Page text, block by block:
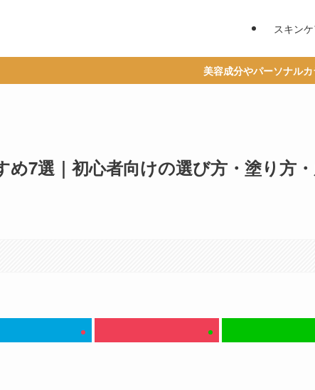
スキン
美容成分やパーソナルカラーからベスト
7選｜初心者向けの選び方・塗り方